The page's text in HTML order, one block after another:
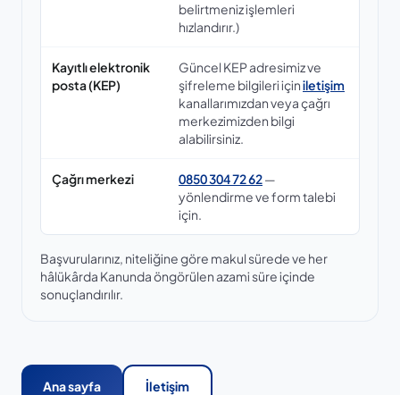
belirtmeniz işlemleri
hızlandırır.)
Kayıtlı elektronik
posta (KEP)
Güncel KEP adresimiz ve
şifreleme bilgileri içiniletişim
kanallarımızdan veya çağrı
merkezimizden bilgi
alabilirsiniz.
Çağrı merkezi 0850 304 72 62—
yönlendirme ve form talebi
için.
Başvurularınız, niteliğine göre makul sürede ve her
hâlükârda Kanunda öngörülen azami süre içinde
sonuçlandırılır.
Ana sayfa İletişim